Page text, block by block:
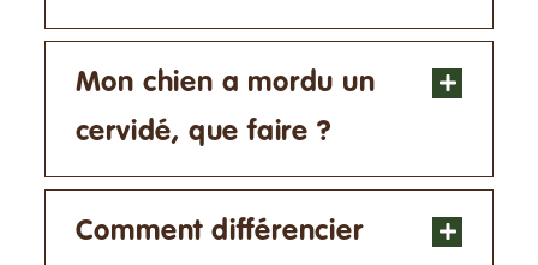
Mon chien a mordu un
cervidé, que faire ?
Comment différencier